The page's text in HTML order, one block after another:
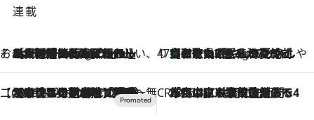
連載
そおだよおこの関西おいしい、おやつ紀行
11 Hours Ago
［大阪府箕面市］一皿一皿目の前で仕上げられる、料理を巧みに組み込んだアシェットデセールコース「ミチル アシェット デセール（Michiru assiette dessert）」 47都道府県の手みやげ ひんやりスイーツで夏を満喫
11 Hours Ago
【和歌山県】この夏絶対食べたい 冷やしておいしいおやつ3選 みかんがごろっと丸ごと入ったジュレ
【CREA×星野リゾート】唯一無二。癒しと発見が待つ場所へ
2026.8.7
【トンボの足水浴】ヒノキの香りに包まれて涼感マックス！約13℃の湧水かけ流しを避暑地「星野温泉 トンボの湯」で体験 CREA'S CHOICE
2026.8.7
「立川にも歌舞伎があるんだよ」 片岡仁左衛門・市川中車ら豪華座組みで4年目の立川立飛歌舞伎へ